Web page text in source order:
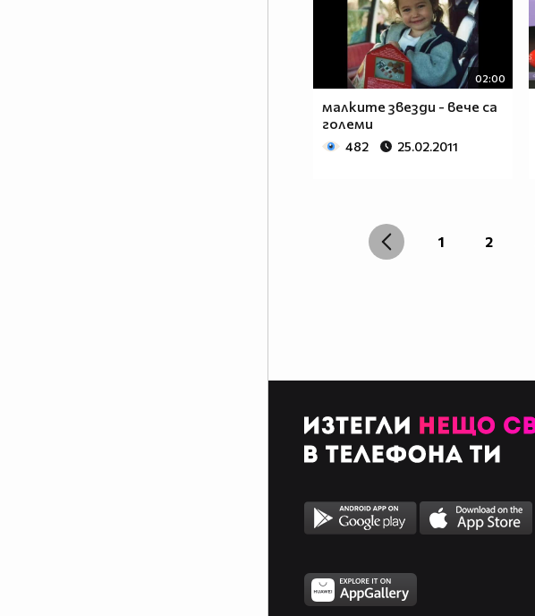
02:00
малките звезди - вече са
големи
482 25.02.2011
1 2